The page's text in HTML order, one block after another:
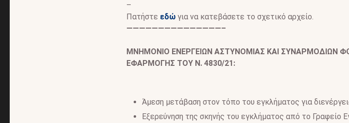
–
Πατήστε εδώ για να κατεβάσετε το σχετικό αρχείο.
———————————————–
ΜΝΗΜΟΝΙΟ ΕΝΕΡΓΕΙΩΝ ΑΣΤΥΝΟΜΙΑΣ ΚΑΙ ΣΥΝΑΡΜΟΔΙΩΝ
ΕΦΑΡΜΟΓΗΣ ΤΟΥ Ν. 4830/21:
Άμεση μετάβαση στον τόπο του εγκλήματος για
Εξερεύνηση της σκηνής του εγκλήματος από το Γραφείο